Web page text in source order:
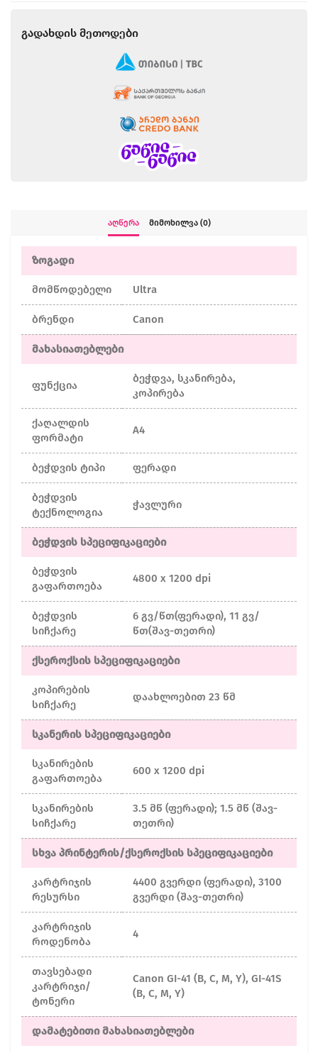
Გადახდის Მეთოდები
Აღწერა Მიმოხილვა (0)
ზოგადი
მომწოდებელი Ultra
ბრენდი Canon
მახასიათებლები
ფუნქცია
ბეჭდვა, სკანირება,
კოპირება
ქაღალდის
ფორმატი
A4
ბეჭდვის ტიპი ფერადი
ბეჭდვის
ტექნოლოგია
ჭავლური
ბეჭდვის სპეციფიკაციები
ბეჭდვის
გაფართოება
4800 x 1200 dpi
ბეჭდვის
სიჩქარე
6 გვ/წთ(ფერადი), 11 გვ/
წთ(შავ-თეთრი)
ქსეროქსის სპეციფიკაციები
კოპირების
სიჩქარე
დაახლოებით 23 წმ
სკანერის სპეციფიკაციები
სკანირების
გაფართოება
600 x 1200 dpi
სკანირების
სიჩქარე
3.5 მწ (ფერადი); 1.5 მწ (შავ-
თეთრი)
სხვა პრინტერის/ქსეროქსის სპეციფიკაციები
კარტრიჯის
რესურსი
4400 გვერდი (ფერადი), 3100
გვერდი (შავ-თეთრი)
კარტრიჯის
როდენობა
4
თავსებადი
კარტრიჯი/
ტონერი
Canon GI-41 (B, C, M, Y), GI-41S
(B, C, M, Y)
დამატებითი მახასიათებლები